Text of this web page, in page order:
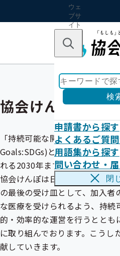
ウェ
ブサ
イト
のナ
ン
キーワードで探す
検
申請書から探す
よくあるご質
用語集から探す
問い合わせ・
閉
協会けんぽと
「持続可能な開発目標」（
Goals:SDGs)とは、国連で採択
れる2030年までの国際目標です
協会けんぽは日本最大の医療保
の最後の受け皿として、加入
な医療を受けられるよう、持
的・効率的な運営を行うとと
に取り組んでおります。こうし
献していきます。